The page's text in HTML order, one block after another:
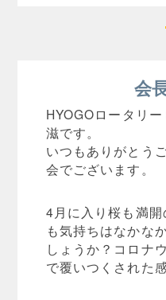
会
HYOGOロータリ
滋です。
いつもありがとう
会でございます。
4月に入り桜も満
も気持ちはなかな
しょうか？コロナ
で覆いつくされた